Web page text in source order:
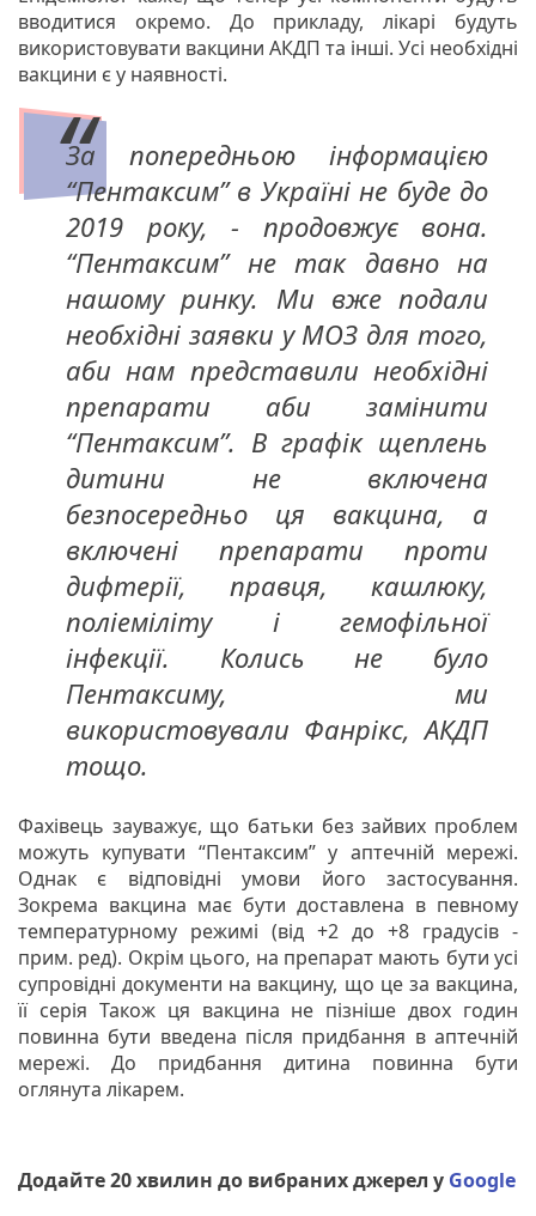
вводитися окремо. До прикладу, лікарі будуть
використовувати вакцини АКДП та інші. Усі необхідні
вакцини є у наявності.
За попередньою інформацією
“Пентаксим” в Україні не буде до
2019 року, - продовжує вона.
“Пентаксим” не так давно на
нашому ринку. Ми вже подали
необхідні заявки у МОЗ для того,
аби нам представили необхідні
препарати аби замінити
“Пентаксим”. В графік щеплень
дитини не включена
безпосередньо ця вакцина, а
включені препарати проти
дифтерії, правця, кашлюку,
поліеміліту і гемофільної
інфекції. Колись не було
Пентаксиму, ми
використовували Фанрікс, АКДП
тощо.
Фахівець зауважує, що батьки без зайвих проблем
можуть купувати “Пентаксим” у аптечній мережі.
Однак є відповідні умови його застосування.
Зокрема вакцина має бути доставлена в певному
температурному режимі (від +2 до +8 градусів -
прим. ред). Окрім цього, на препарат мають бути усі
супровідні документи на вакцину, що це за вакцина,
її серія Також ця вакцина не пізніше двох годин
повинна бути введена після придбання в аптечній
мережі. До придбання дитина повинна бути
оглянута лікарем.
Додайте 20 хвилин до вибраних джерел у Google